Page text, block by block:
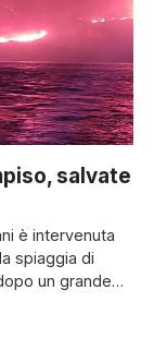
salvate
è intervenuta
spiaggia di
un grande
a San